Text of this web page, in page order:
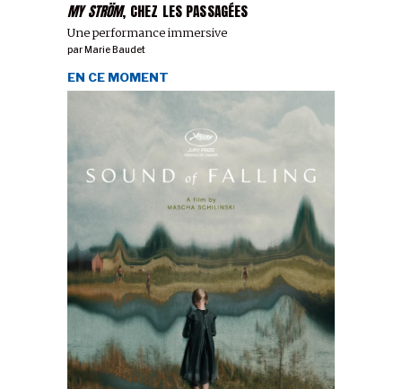
MY STRÖM, CHEZ LES PASSAGÉES
Une performance immersive
par Marie Baudet
EN CE MOMENT